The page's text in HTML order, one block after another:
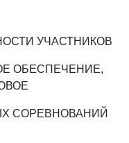
УЧАСТНИКОВ
ОБЕСПЕЧЕНИЕ,
СОРЕВНОВАНИЙ